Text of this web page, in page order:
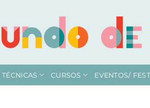
TÉCNICAS CURSOS EVENTOS/